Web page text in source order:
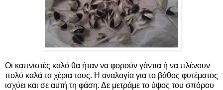
Οι καπνιστές καλό θα ήταν να φορούν γάντια ή να πλένουν
πολύ καλά τα χέρια τους. Η αναλογία για το βάθος φυτέματος
ισχύει και σε αυτή τη φάση. Δε μετράμε το ύψος του σπόρου